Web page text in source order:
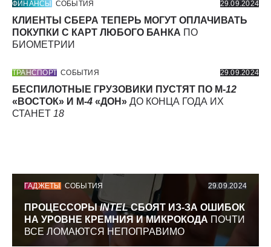
ФИНАНСЫ СОБЫТИЯ 29.09.2024
КЛИЕНТЫ СБЕРА ТЕПЕРЬ МОГУТ ОПЛАЧИВАТЬ
ПОКУПКИ С КАРТ ЛЮБОГО БАНКА ПО
БИОМЕТРИИ
ТРАНСПОРТ СОБЫТИЯ 29.09.2024
БЕСПИЛОТНЫЕ ГРУЗОВИКИ ПУСТЯТ ПО М-12
«ВОСТОК» И М-4 «ДОН» ДО КОНЦА ГОДА ИХ
СТАНЕТ 18
ГАДЖЕТЫ СОБЫТИЯ 29.09.2024
ПРОЦЕССОРЫINTELСБОЯТ ИЗ-ЗА ОШИБОК
НА УРОВНЕ КРЕМНИЯ И МИКРОКОДА ПОЧТИ
ВСЕ ЛОМАЮТСЯ НЕПОПРАВИМО